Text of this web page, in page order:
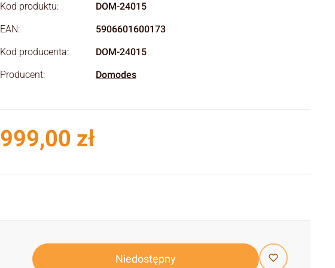
Kod produktu:
DOM-24015
EAN:
5906601600173
Kod producenta:
DOM-24015
Producent:
Domodes
Cena
999,00 zł
Niedostępny